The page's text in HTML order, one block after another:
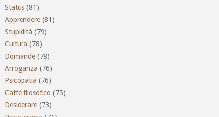
Status (81)
Apprendere (81)
Stupidità (79)
Cultura (78)
Domande (78)
Arroganza (76)
Psicopatia (76)
Caffè filosofico (75)
Desiderare (73)